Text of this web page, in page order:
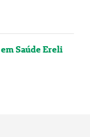
Saúde Ereli